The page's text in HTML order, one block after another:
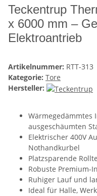
Teckentrup
x 6000 mm –
Elektroantrieb
Artikelnummer: RTT-313
Kategorie: Tore
Hersteller:
Wärmegedämmtes
ausgeschäumten
Elektrischer 400V
Nothandkurbel
Platzsparende
Robuste Premium-
Ruhiger Lauf und
Ideal für Halle,